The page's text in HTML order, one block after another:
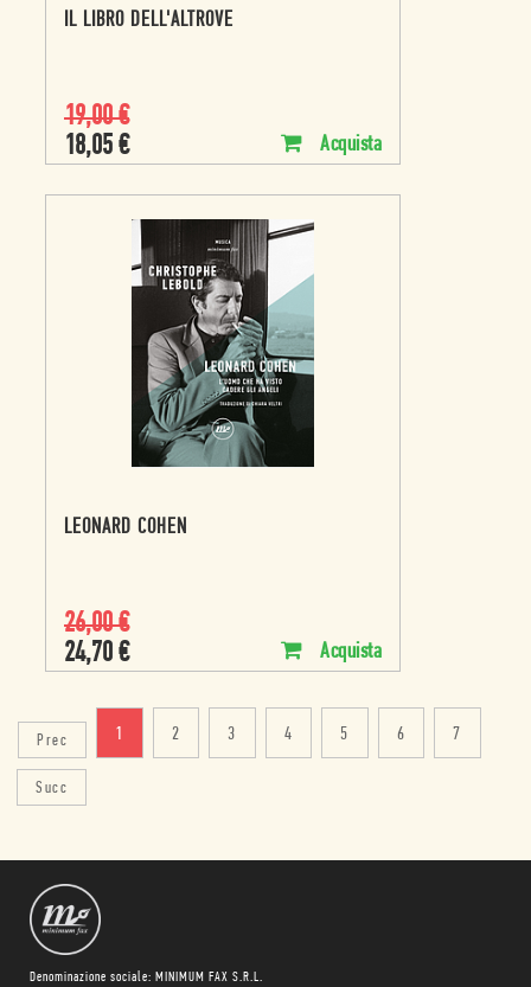
IL LIBRO DELL'ALTROVE
19,00€
18,05 € Acquista
LEONARD COHEN
26,00€
24,70 € Acquista
Prec 1 2 3 4 5 6 7
Succ
Denominazione sociale: MINIMUM FAX S.R.L.